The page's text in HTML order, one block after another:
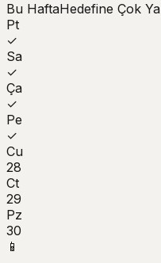
Bu HaftaHedefine Çok
Pt
✓
Sa
✓
Ça
✓
Pe
✓
Cu
28
Ct
29
Pz
30
📱